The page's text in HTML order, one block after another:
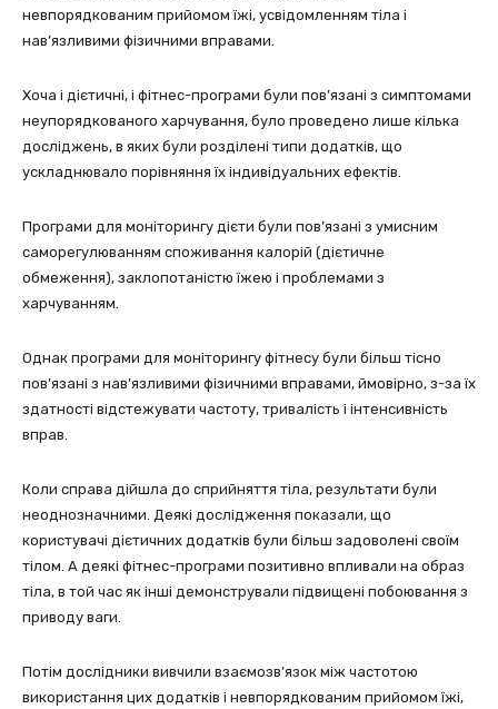
невпорядкованим прийомом їжі, усвідомленням тіла і
нав’язливими фізичними вправами.
Хоча і дієтичні, і фітнес-програми були пов’язані з симптомами
неупорядкованого харчування, було проведено лише кілька
досліджень, в яких були розділені типи додатків, що
ускладнювало порівняння їх індивідуальних ефектів.
Програми для моніторингу дієти були пов’язані з умисним
саморегулюванням споживання калорій (дієтичне
обмеження), заклопотаністю їжею і проблемами з
харчуванням.
Однак програми для моніторингу фітнесу були більш тісно
пов’язані з нав’язливими фізичними вправами, ймовірно, з-за їх
здатності відстежувати частоту, тривалість і інтенсивність
вправ.
Коли справа дійшла до сприйняття тіла, результати були
неоднозначними. Деякі дослідження показали, що
користувачі дієтичних додатків були більш задоволені своїм
тілом. А деякі фітнес-програми позитивно впливали на образ
тіла, в той час як інші демонстрували підвищені побоювання з
приводу ваги.
Потім дослідники вивчили взаємозв’язок між частотою
використання цих додатків і невпорядкованим прийомом їжі,